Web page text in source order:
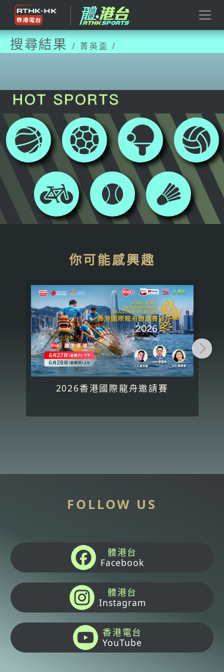
搜尋結果 / 菁英盃 /
你可能感興趣
2026香港國際龍舟邀請賽
FOLLOW US
體港台
Facebook
體港台
Instagram
香港電台
YouTube